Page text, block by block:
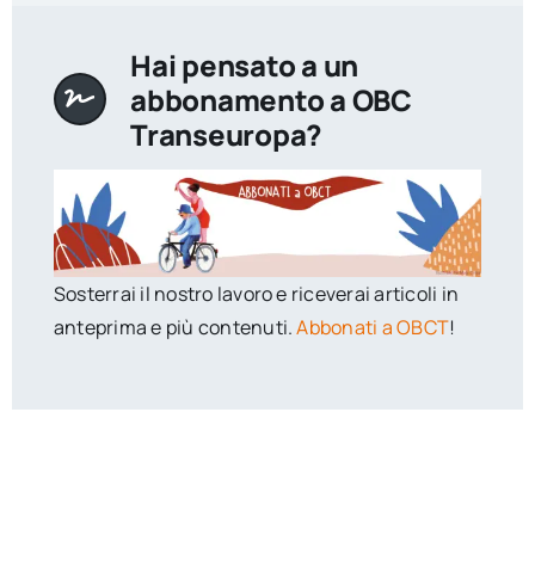
Hai pensato a un
abbonamento a OBC
Transeuropa?
Sosterrai il nostro lavoro e riceverai articoli in
anteprima e più contenuti.Abbonati a OBCT!